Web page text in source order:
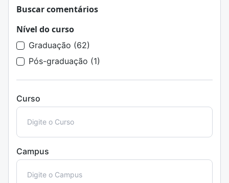
Buscar comentários
Nível do curso
Graduação (62)
Pós-graduação (1)
Curso
Campus